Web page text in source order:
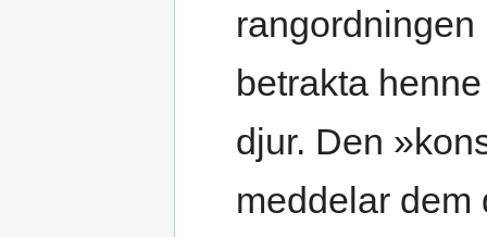
betrakta
djur. Den
meddelar dem